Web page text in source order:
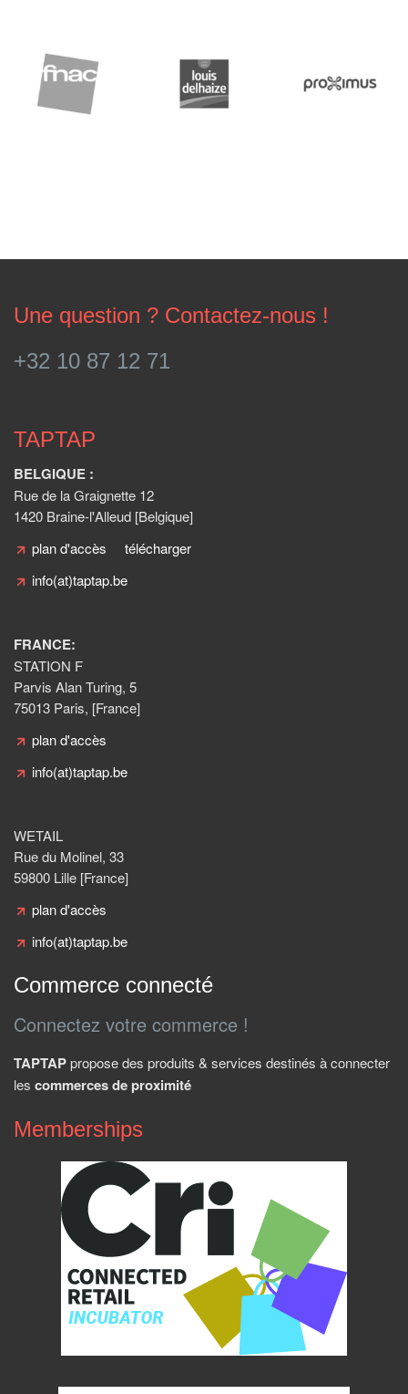
Une question ? Contactez-nous !
+32 10 87 12 71
TAPTAP
BELGIQUE :
Rue de la Graignette 12
1420 Braine-l'Alleud [Belgique]
plan d'accès
télécharger
info(at)taptap.be
FRANCE:
STATION F
Parvis Alan Turing, 5
75013 Paris, [France]
plan d'accès
info(at)taptap.be
WETAIL
Rue du Molinel, 33
59800 Lille [France]
plan d'accès
info(at)taptap.be
Commerce connecté
Connectez votre commerce !
TAPTAPpropose des produits & services destinés à connecter
les commerces de proximité
Memberships